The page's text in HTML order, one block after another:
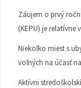
Záujem o prvý
(KEPU) je relatívne
Niekoľko miest s
voľných na účasť
Aktívni